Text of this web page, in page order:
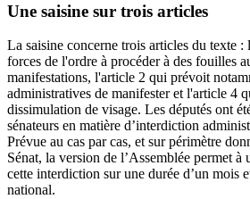
Une saisine sur trois articles
La saisine concerne trois articles du texte
forces de l'ordre à procéder à des fouilles
manifestations, l'article 2 qui prévoit
administratives de manifester et l'article 4
dissimulation de visage. Les députés ont
sénateurs en matière d’interdiction
Prévue au cas par cas, et sur périmètre
Sénat, la version de l’Assemblée permet à
cette interdiction sur une durée d’un mois
national.